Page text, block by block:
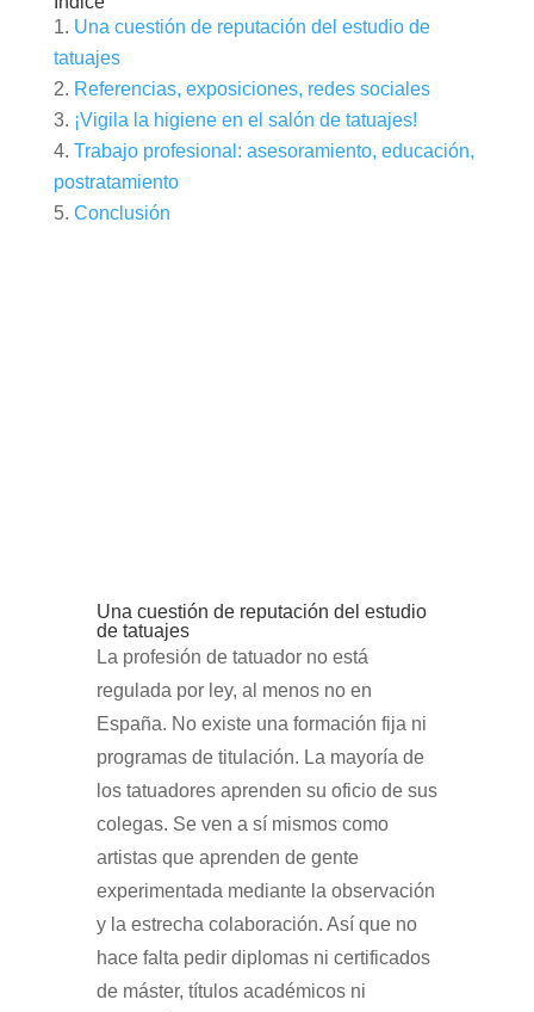
Una cuestión de reputación del estudio de
tatuajes
Referencias, exposiciones, redes sociales
¡Vigila la higiene en el salón de tatuajes!
Trabajo profesional: asesoramiento, educación,
postratamiento
Conclusión
Una cuestión de reputación del estudio
de tatuajes
La profesión de tatuador no está
regulada por ley, al menos no en
España. No existe una formación fija ni
programas de titulación. La mayoría de
los tatuadores aprenden su oficio de sus
colegas. Se ven a sí mismos como
artistas que aprenden de gente
experimentada mediante la observación
y la estrecha colaboración. Así que no
hace falta pedir diplomas ni certificados
de máster, títulos académicos ni